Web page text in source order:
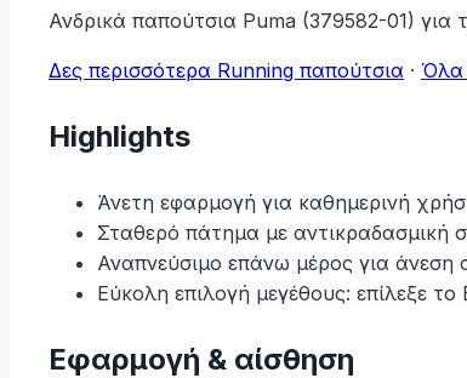
Ανδρικά παπούτσια Puma (379582-01) για
Δες περισσότερα Running παπούτσια · Όλα
Highlights
Άνετη εφαρμογή για καθημερινή
Σταθερό πάτημα με αντικραδασμική
Αναπνεύσιμο επάνω μέρος για άνεση
Εύκολη επιλογή μεγέθους: επίλεξε
Εφαρμογή & αίσθηση